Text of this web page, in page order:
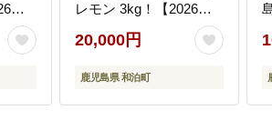
年4
下
レモン 3kg！【2026年9
月～2027年2月下旬お届
け】 W043-004u
20,000円
鹿児島県 和泊町